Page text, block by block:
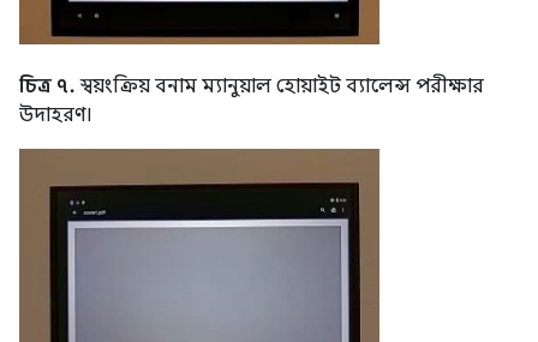
চিত্র ৭. স্বয়ংক্রিয় বনাম ম্যানুয়াল হোয়াইট ব্যালেন্স পরীক্ষার
উদাহরণ।